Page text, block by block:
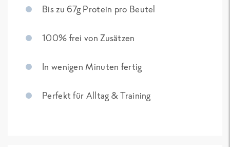
Bis zu 67g Protein pro Beutel
100% frei von Zusätzen
In wenigen Minuten fertig
Perfekt für Alltag & Training